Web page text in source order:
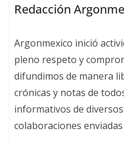
Redacción
Argonmexico inició
pleno respeto y
difundimos de manera
crónicas y notas de
informativos de
colaboraciones